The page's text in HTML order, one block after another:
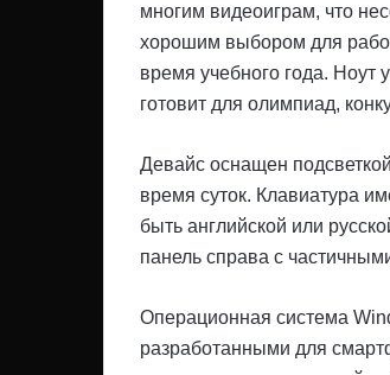
многим видеоиграм, что
хорошим выбором для
время учебного года.
готовит для олимпиад,
Девайс оснащен
время суток. Клавиатура
быть английской или
панель справа с
Операционная система
разработанными для